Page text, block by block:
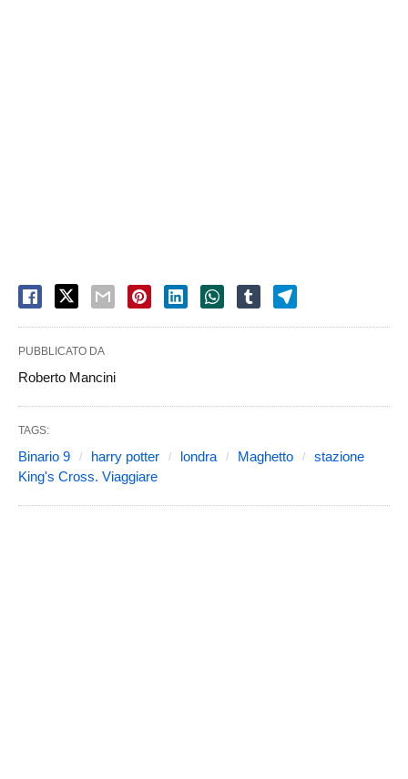
PUBBLICATO DA
Roberto Mancini
TAGS:
Binario 9 harry potter londra Maghetto
stazione
King's Cross. Viaggiare